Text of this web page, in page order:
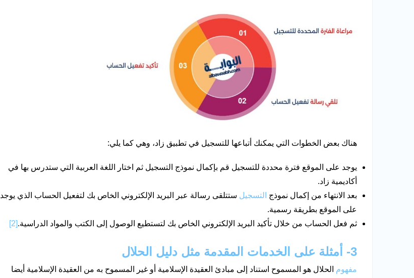
هناك بعض الخطوات التي يمكنك أتباعها للتسجيل في تطبيق زاد، وهي كما يلي:
يوجد على الموقع فترة محددة للتسجيل قم بإكمال نموذج التسجيل ثم اختار اللغة العربية التي ستدرس بها في
أكاديمية زاد.
بعد الانتهاء من إكمال نموذج التسجيل ستتلقى رسالة عبر البريد الإلكتروني الخاص بك لتفعيل الحساب الذي يوجد
على الموقع بطريقة رسمية.
ثم فعل الحساب من خلال تأكيد البريد الإلكتروني الخاص بك لتستطيع الوصول إلى الكتب والمواد الدراسية.[2]
3- أمثلة على الخدمات المقدمة مثل دليل الحلال
مفهوم الحلال هو المسموح استناد إلى مبادئ العقيدة الإسلامية أو غير المسموح به من العقيدة الإسلامية أيضا